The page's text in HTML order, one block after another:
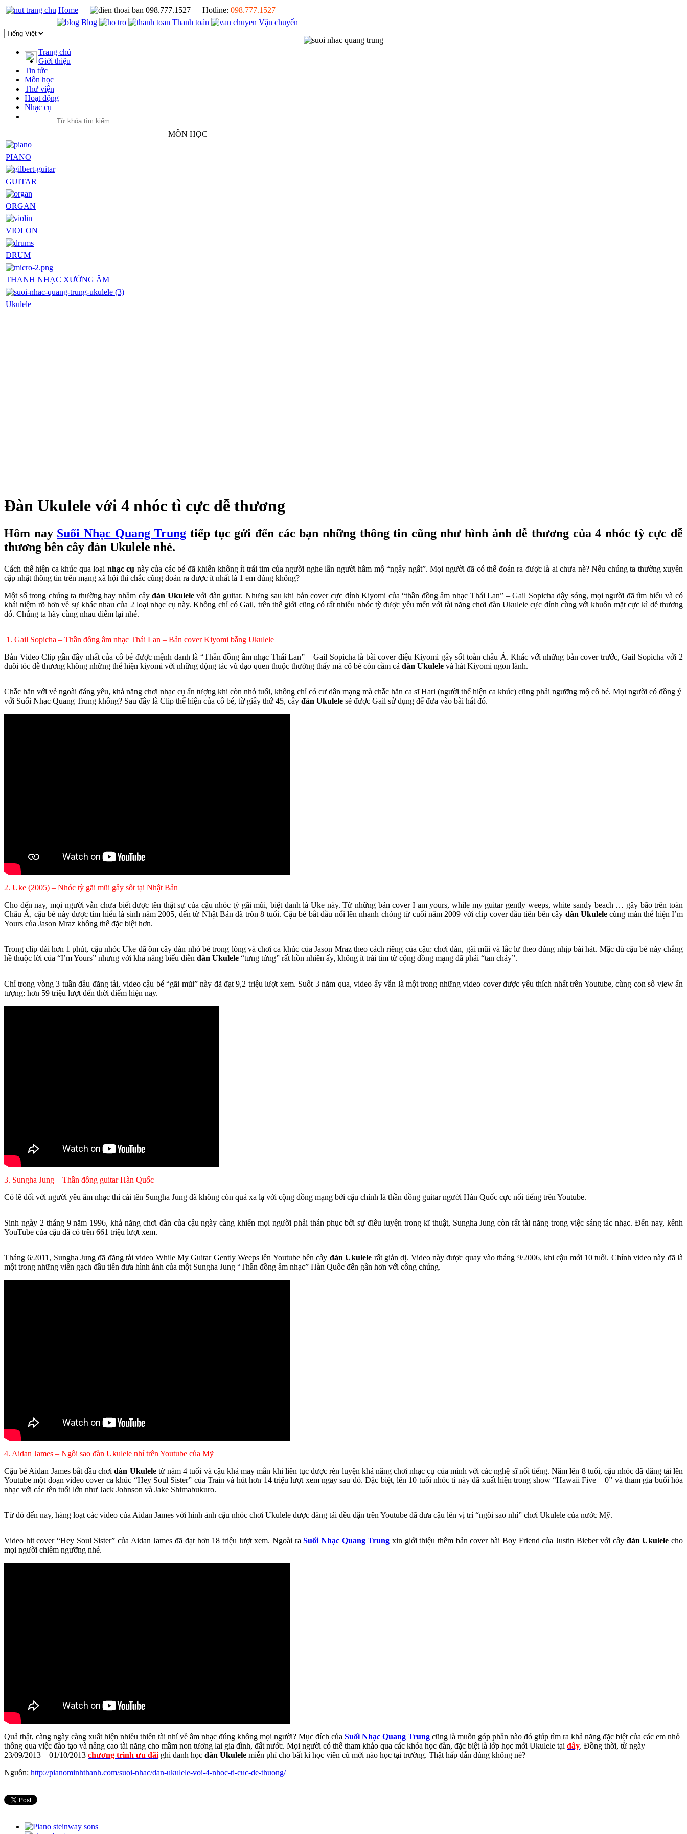
Home 098.777.1527 Hotline: 098.777.1527
Blog
Thanh toán Vận chuyển
Trang chủ
Giới thiệu
Tin tức
Môn học
Thư viện
Hoạt động
Nhạc cụ
MÔN HỌC
PIANO
GUITAR
ORGAN
VIOLON
DRUM
THANH NHẠC XƯỚNG ÂM
Ukulele
Đàn Ukulele với 4 nhóc tì cực dễ thương
Hôm nay Suối Nhạc Quang Trung tiếp tục gửi đến các bạn những thông tin cũng như hình ảnh dễ thương của 4 nhóc tỳ cực dễ
thương bên cây đàn Ukulele nhé.
Cách thể hiện ca khúc qua loại nhạc cụ này của các bé đã khiến không ít trái tim của người nghe lẫn người hâm mộ “ngây ngất”. Mọi người đã có thế đoán ra được là ai chưa nè? Nếu chúng ta thường xuyên
cập nhật thông tin trên mạng xã hội thì chắc cũng đoán ra được ít nhất là 1 em đúng không?
Một số trong chúng ta thường hay nhầm câyđàn Ukulelevới đàn guitar. Nhưng sau khi bản cover cực đỉnh Kiyomi của “thần đồng âm nhạc Thái Lan” – Gail Sopicha dậy sóng, mọi người đã tìm hiểu và có
khái niệm rõ hơn về sự khác nhau của 2 loại nhạc cụ này. Không chỉ có Gail, trên thế giới cũng có rất nhiều nhóc tỳ được yêu mến với tài năng chơi đàn Ukulele cực đỉnh cùng với khuôn mặt cực kì dễ thương
đó. Chúng ta hãy cùng nhau điểm lại nhé.
1. Gail Sopicha – Thần đồng âm nhạc Thái Lan – Bản cover Kiyomi bằng Ukulele
Bản Video Clip gần đây nhất của cô bé được mệnh danh là “Thần đồng âm nhạc Thái Lan” – Gail Sopicha là bài cover điệu Kiyomi gây sốt toàn châu Á. Khác với những bản cover trước, Gail Sopicha với 2
đuôi tóc dễ thương không những thể hiện kiyomi với những động tác vũ đạo quen thuộc thường thấy mà cô bé còn cầm cả đàn Ukulele và hát Kiyomi ngon lành.
Chắc hẳn với vẻ ngoài đáng yêu, khả năng chơi nhạc cụ ấn tượng khi còn nhỏ tuổi, không chỉ có cư dân mạng mà chắc hẳn ca sĩ Hari (người thể hiện ca khúc) cũng phải ngưỡng mộ cô bé. Mọi người có đồng ý
với Suối Nhạc Quang Trung không? Sau đây là Clip thể hiện của cô bé, từ giây thứ 45, cây đàn Ukulele sẽ được Gail sử dụng để đưa vào bài hát đó.
2. Uke (2005) – Nhóc tỳ gãi mũi gây sốt tại Nhật Bản
Cho đến nay, mọi người vẫn chưa biết được tên thật sự của cậu nhóc tỳ gãi mũi, biệt danh là Uke này. Từ những bản cover I am yours, while my guitar gently weeps, white sandy beach … gây bão trên toàn
Châu Á, cậu bé này được tìm hiểu là sinh năm 2005, đến từ Nhật Bản đã tròn 8 tuổi. Cậu bé bắt đầu nổi lên nhanh chóng từ cuối năm 2009 với clip cover đầu tiên bên cây đàn Ukulele cùng màn thể hiện I’m
Yours của Jason Mraz không thể đặc biệt hơn.
Trong clip dài hơn 1 phút, cậu nhóc Uke đã ôm cây đàn nhỏ bé trong lòng và chơi ca khúc của Jason Mraz theo cách riêng của cậu: chơi đàn, gãi mũi và lắc lư theo đúng nhịp bài hát. Mặc dù cậu bé này chẳng
hề thuộc lời của “I’m Yours” nhưng với khả năng biểu diễn đàn Ukulele “tưng tửng” rất hồn nhiên ấy, không ít trái tim từ cộng đồng mạng đã phải “tan chảy”.
Chỉ trong vòng 3 tuần đầu đăng tải, video cậu bé “gãi mũi” này đã đạt 9,2 triệu lượt xem. Suốt 3 năm qua, video ấy vẫn là một trong những video cover được yêu thích nhất trên Youtube, cùng con số view ấn
tượng: hơn 59 triệu lượt đến thời điểm hiện nay.
3. Sungha Jung – Thần đồng guitar Hàn Quốc
Có lẽ đối với người yêu âm nhạc thì cái tên Sungha Jung đã không còn quá xa lạ với cộng đồng mạng bởi cậu chính là thần đồng guitar người Hàn Quốc cực nổi tiếng trên Youtube.
Sinh ngày 2 tháng 9 năm 1996, khả năng chơi đàn của cậu ngày càng khiến mọi người phải thán phục bởi sự điêu luyện trong kĩ thuật, Sungha Jung còn rất tài năng trong việc sáng tác nhạc. Đến nay, kênh
YouTube của cậu đã có trên 661 triệu lượt xem.
Tháng 6/2011, Sungha Jung đã đăng tải video While My Guitar Gently Weeps lên Youtube bên cây đàn Ukulele rất giản dị. Video này được quay vào tháng 9/2006, khi cậu mới 10 tuổi. Chính video này đã là
một trong những viên gạch đầu tiên đưa hình ảnh của một Sungha Jung “Thần đồng âm nhạc” Hàn Quốc đến gần hơn với công chúng.
4. Aidan James – Ngôi sao đàn Ukulele nhí trên Youtube của Mỹ
Cậu bé Aidan James bắt đầu chơiđàn Ukuleletừ năm 4 tuổi và cậu khá may mắn khi liên tục được rèn luyện khả năng chơi nhạc cụ của mình với các nghệ sĩ nổi tiếng. Năm lên 8 tuổi, cậu nhóc đã đăng tải lên
Youtube một đoạn video cover ca khúc “Hey Soul Sister” của Train và hút hơn 14 triệu lượt xem ngay sau đó. Đặc biệt, lên 10 tuổi nhóc tì này đã xuất hiện trong show “Hawaii Five – 0” và tham gia buổi hòa
nhạc với các tên tuổi lớn như Jack Johnson và Jake Shimabukuro.
Từ đó đến nay, hàng loạt các video của Aidan James với hình ảnh cậu nhóc chơi Ukulele được đăng tải đều đặn trên Youtube đã đưa cậu lên vị trí “ngôi sao nhí” chơi Ukulele của nước Mỹ.
Video hit cover “Hey Soul Sister” của Aidan James đã đạt hơn 18 triệu lượt xem. Ngoài raSuối Nhạc Quang Trung xin giới thiệu thêm bản cover bài Boy Friend của Justin Bieber với cây đàn Ukulele cho
mọi người chiêm ngưỡng nhé.
Quả thật, càng ngày càng xuất hiện nhiều thiên tài nhí về âm nhạc đúng không mọi người? Mục đích của Suối Nhạc Quang Trung cũng là muốn góp phần nào đó giúp tìm ra khả năng đặc biệt của các em nhỏ
thông qua việc đào tạo và nâng cao tài năng cho mầm non tương lai gia đình, đất nước. Mọi người có thể tham khảo qua các khóa học đàn, đặc biệt là lớp học mới Ukulele tại đây. Đồng thời, từ ngày
23/09/2013 – 01/10/2013 chương trình ưu đãi ghi danh học đàn Ukulele miễn phí cho bất kì học viên cũ mới nào học tại trường. Thật hấp dẫn đúng không nè?
Nguồn: http://pianominhthanh.com/suoi-nhac/dan-ukulele-voi-4-nhoc-ti-cuc-de-thuong/